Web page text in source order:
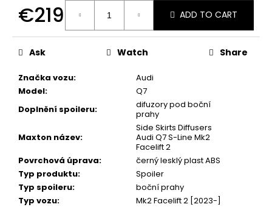
€219
price:
ADD TO CART
Značka vozu:
Audi
Model:
Q7
Doplnění spoileru:
difuzory pod boční
prahy
Maxton název:
Side Skirts Diffusers
Audi Q7 S-Line Mk2
Facelift 2
Povrchová úprava:
černý lesklý plast ABS
Typ produktu:
Spoiler
Typ spoileru:
boční prahy
Typ vozu:
Mk2 Facelift 2 [2023-]
Ask Watch Share
€40